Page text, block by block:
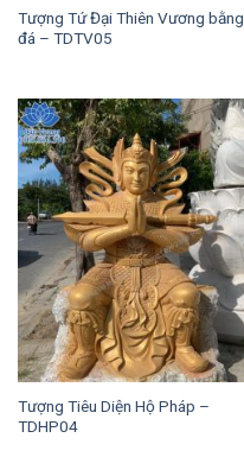
Tượng Tứ Đại Thiên Vương bằng
đá – TDTV05
Tượng Tiêu Diện Hộ Pháp –
TDHP04